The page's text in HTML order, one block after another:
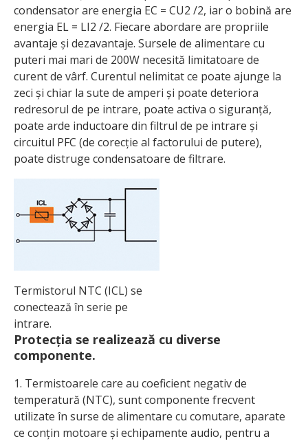
condensator are energia EC = CU2 /2, iar o bobină are
energia EL = LI2 /2. Fiecare abordare are propriile
avantaje și dezavantaje. Sursele de alimentare cu
puteri mai mari de 200W necesită limitatoare de
curent de vârf. Curentul nelimitat ce poate ajunge la
zeci și chiar la sute de amperi și poate deteriora
redresorul de pe intrare, poate activa o siguranță,
poate arde inductoare din filtrul de pe intrare și
circuitul PFC (de corecție al factorului de putere),
poate distruge condensatoare de filtrare.
Termistorul NTC (ICL) se
conectează în serie pe
intrare.
Protecția se realizează cu diverse
componente.
1. Termistoarele care au coeficient negativ de
temperatură (NTC), sunt componente frecvent
utilizate în surse de alimentare cu comutare, aparate
ce conțin motoare și echipamente audio, pentru a